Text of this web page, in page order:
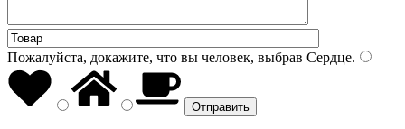
Пожалуйста, докажите, что вы человек, выбрав Сердце.